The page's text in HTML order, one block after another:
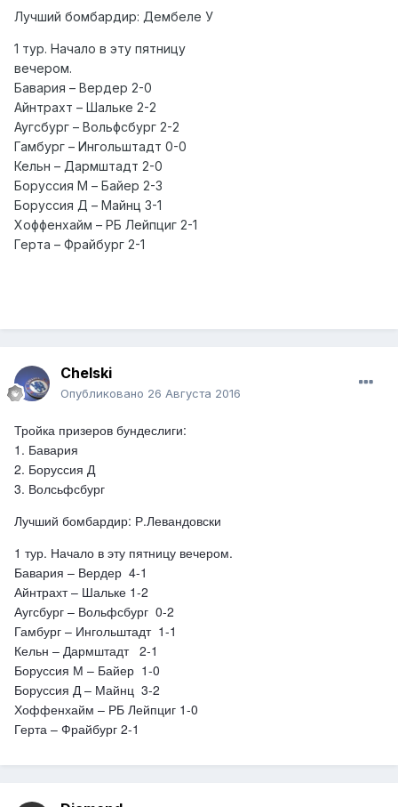
Лучший бомбардир: Дембеле У
1 тур. Начало в эту пятницу
вечером.
Бавария – Вердер 2-0
Айнтрахт – Шальке 2-2
Аугсбург – Вольфсбург 2-2
Гамбург – Ингольштадт 0-0
Кельн – Дармштадт 2-0
Боруссия М – Байер 2-3
Боруссия Д – Майнц 3-1
Хоффенхайм – РБ Лейпциг 2-1
Герта – Фрайбург 2-1
Chelski
Опубликовано 26 Августа 2016
Тройка призеров бундеслиги:
1. Бавария
2. Боруссия Д
3. Волсьфсбург
Лучший бомбардир: Р.Левандовски
1 тур. Начало в эту пятницу вечером.
Бавария – Вердер 4-1
Айнтрахт – Шальке 1-2
Аугсбург – Вольфсбург 0-2
Гамбург – Ингольштадт 1-1
Кельн – Дармштадт 2-1
Боруссия М – Байер 1-0
Боруссия Д – Майнц 3-2
Хоффенхайм – РБ Лейпциг 1-0
Герта – Фрайбург 2-1